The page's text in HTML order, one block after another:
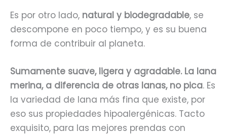
Es por otro lado, natural y biodegradable, se
descompone en poco tiempo, y es su buena
forma de contribuir al planeta.
Sumamente suave, ligera y agradable. La lana
merina, a diferencia de otras lanas, no pica. Es
la variedad de lana más fina que existe, por
eso sus propiedades hipoalergénicas. Tacto
exquisito, para las mejores prendas con